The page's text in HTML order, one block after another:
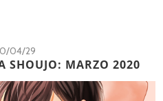
04/29
SHOUJO: MARZO 2020